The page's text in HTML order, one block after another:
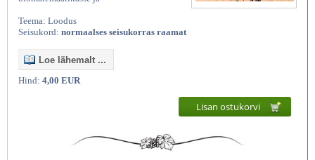
Teema: Loodus
Seisukord: normaalses seisukorras raamat
Loe lähemalt ...
Hind: 4,00 EUR
Lisan ostukorvi